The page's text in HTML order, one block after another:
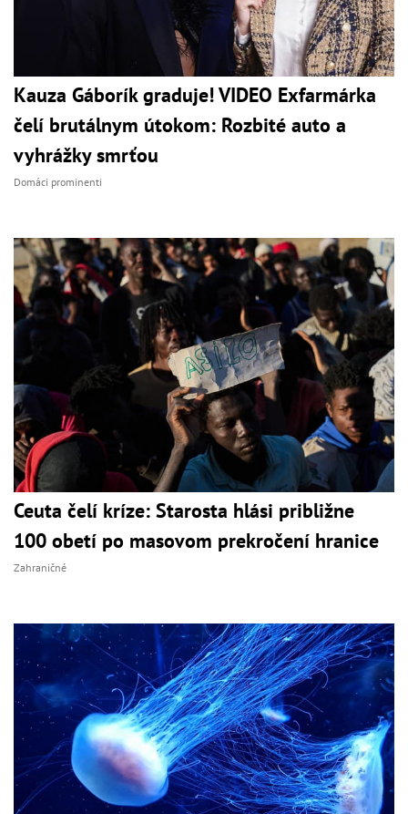
Kauza Gáborík graduje! VIDEO Exfarmárka
čelí brutálnym útokom: Rozbité auto a
vyhrážky smrťou
Domáci prominenti
Ceuta čelí kríze: Starosta hlási približne
100 obetí po masovom prekročení hranice
Zahraničné